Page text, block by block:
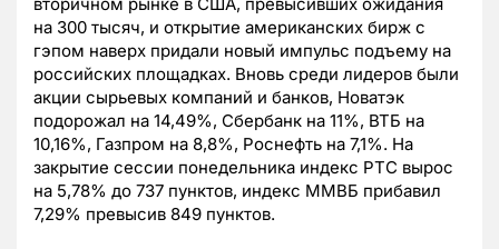
вторичном рынке в США, превысивших ожидания
на 300 тысяч, и открытие американских бирж с
гэпом наверх придали новый импульс подъему на
российских площадках. Вновь среди лидеров были
акции сырьевых компаний и банков, Новатэк
подорожал на 14,49%, Сбербанк на 11%, ВТБ на
10,16%, Газпром на 8,8%, Роснефть на 7,1%. На
закрытие сессии понедельника индекс РТС вырос
на 5,78% до 737 пунктов, индекс ММВБ прибавил
7,29% превысив 849 пунктов.